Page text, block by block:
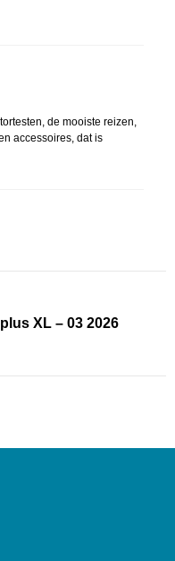
de mooiste reizen,
accessoires, dat is
XL – 03 2026